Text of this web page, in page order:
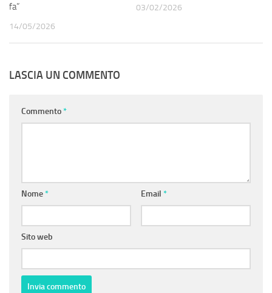
fa”
14/05/2026
03/02/2026
LASCIA UN COMMENTO
Commento*
Nome* Email *
Sito web